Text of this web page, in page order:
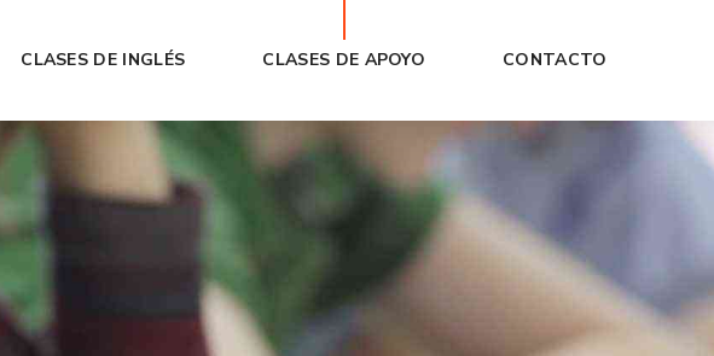
CLASES DE INGLÉS CLASES DE APOYO CONTACTO